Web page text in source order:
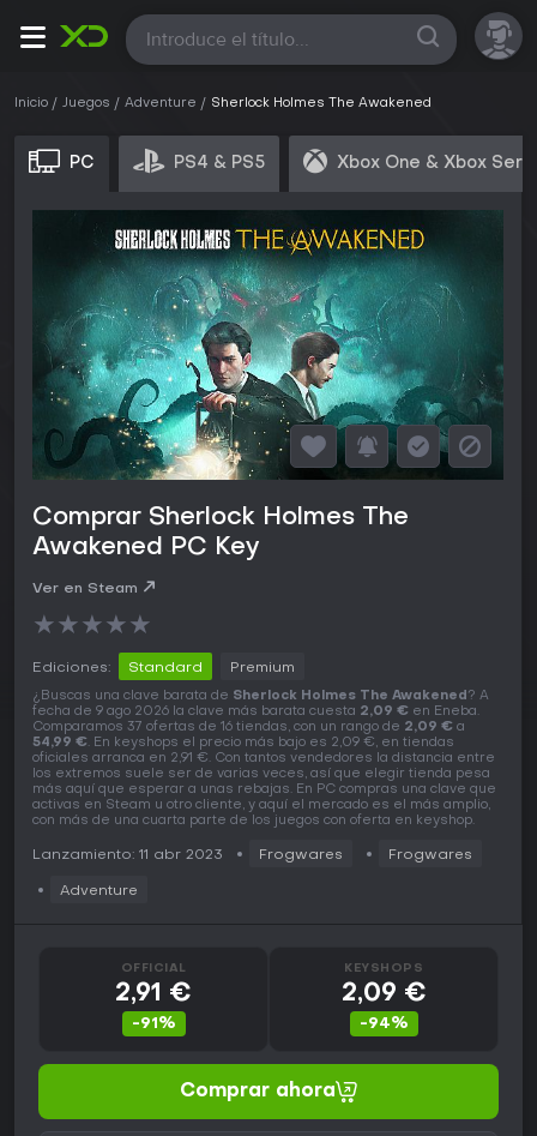
Todas
Inicio Juegos Adventure Sherlock Holmes The Awakened
PC PS4 & PS5 Xbox One & Xbox
Comprar Sherlock Holmes The
Awakened PC Key
Ver en Steam
★★★★★
Ediciones: Standard Premium
¿Buscas una clave barata de Sherlock Holmes The Awakened? A
fecha de 9 ago 2026 la clave más barata cuesta 2,09 € en Eneba.
Comparamos 37 ofertas de 16 tiendas, con un rango de 2,09 € a
54,99 €. En keyshops el precio más bajo es 2,09 €, en tiendas
oficiales arranca en 2,91 €. Con tantos vendedores la distancia entre
los extremos suele ser de varias veces, así que elegir tienda pesa
más aquí que esperar a unas rebajas. En PC compras una clave que
activas en Steam u otro cliente, y aquí el mercado es el más amplio,
con más de una cuarta parte de los juegos con oferta en keyshop.
Lanzamiento: 11 abr 2023 Frogwares Frogwares
Adventure
OFFICIAL
2,91 €
-91%
KEYSHOPS
2,09 €
-94%
Comprar ahora